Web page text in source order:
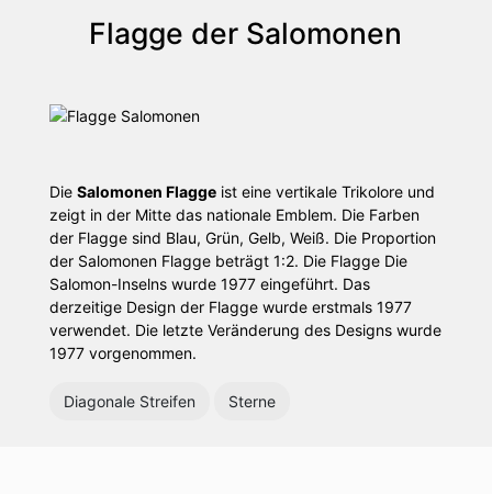
Flagge der Salomonen
Die Salomonen Flaggeist eine vertikale Trikolore und
zeigt in der Mitte das nationale Emblem. Die Farben
der Flagge sind Blau, Grün, Gelb, Weiß. Die Proportion
der Salomonen Flagge beträgt 1:2. Die Flagge Die
Salomon-Inselns wurde 1977 eingeführt. Das
derzeitige Design der Flagge wurde erstmals 1977
verwendet. Die letzte Veränderung des Designs wurde
1977 vorgenommen.
Diagonale Streifen Sterne